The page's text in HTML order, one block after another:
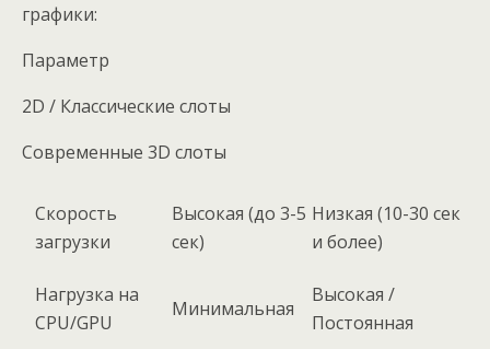
графики:
Параметр
2D / Классические слоты
Современные 3D слоты
Скорость
загрузки
Высокая (до 3-5
сек)
Низкая (10-30 сек
и более)
Нагрузка на
CPU/GPU
Минимальная
Высокая /
Постоянная